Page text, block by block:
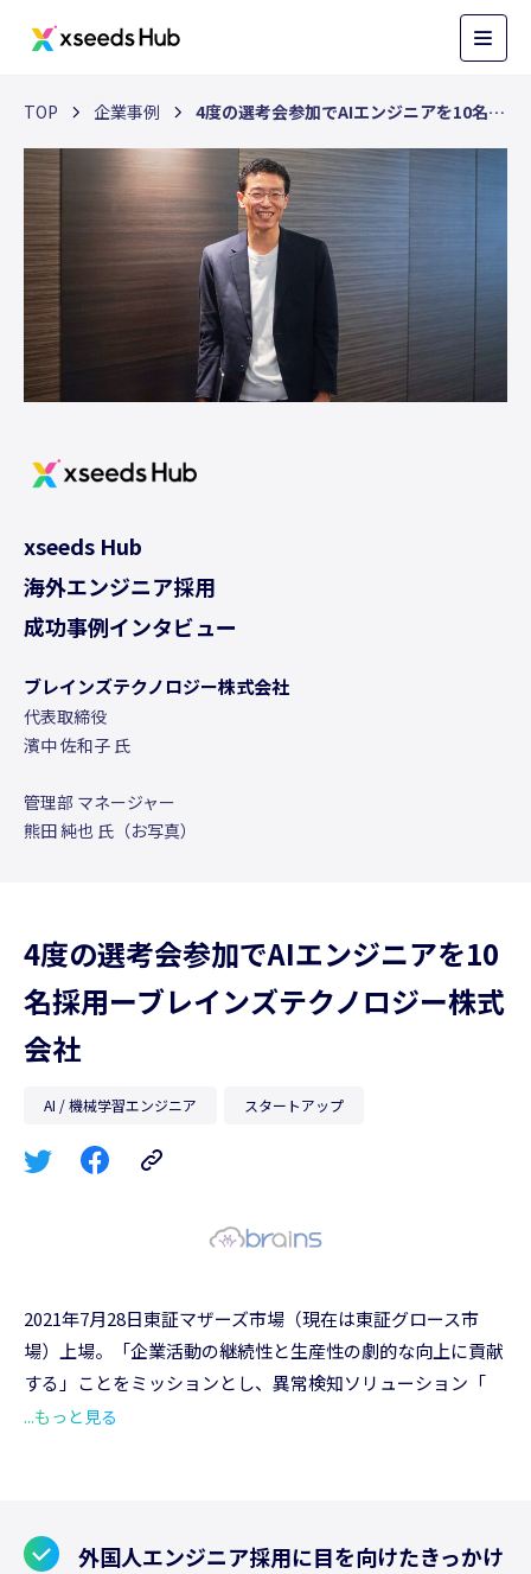
TOP 企業事例 4度の選考会参加でAIエンジニアを10名採用ーブレインズテクノロジー株式会社
xseeds Hub
海外エンジニア採用
成功事例インタビュー
ブレインズテクノロジー株式会社
代表取締役
濱中 佐和子 氏
管理部 マネージャー
熊田 純也 氏（お写真）
4度の選考会参加でAIエンジニアを10
名採用ーブレインズテクノロジー株式
会社
AI / 機械学習エンジニア スタートアップ
2021年7月28日東証マザーズ市場（現在は東証グロース市
場）上場。「企業活動の継続性と生産性の劇的な向上に貢献
する」ことをミッションとし、異常検知ソリューション「
Impulse」や、次世代のエンタープライズサーチ「Neuron
サーチ部門において5年連続1位を獲得している。
...もっと見る
外国人エンジニア採用に目を向けたきっかけ